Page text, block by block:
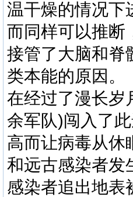
温干燥的情况下
而同样可以推断
接管了大脑和脊
类本能的原因。
在经过了漫长岁
余军队)闯入了
高而让病毒从休
和远古感染者发
感染者追出地表